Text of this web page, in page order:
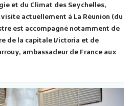
et du Climat des Seychelles,
actuellement à La Réunion (du
est accompagné notamment de
de la capitale Victoria et de
ambassadeur de France aux